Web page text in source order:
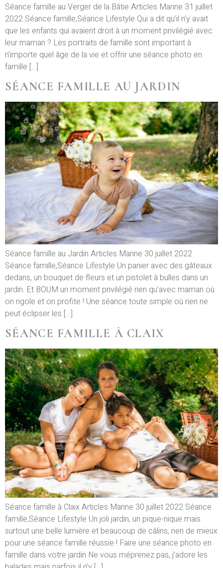
Séance famille au Verger de la Bâtie Articles Marine 31 juillet
2022 Séance famille,Séance Lifestyle Qui a dit qu’il n’y avait
que les enfants qui avaient droit à un moment privilégié avec
leur maman ? Les portraits de famille sont important à
n’importe quel âge de la vie et offrir une séance photo en
famille […]
SÉANCE FAMILLE AU JARDIN
Séance famille au Jardin Articles Marine 30 juillet 2022
Séance famille,Séance Lifestyle Un panier avec des gâteaux
dedans, un bouquet de fleurs et un pistolet à bulles dans un
jardin. Et BOUM un moment privilégié rien qu’avec maman où
on rigole et on profite ! Une séance toute simple où rien ne
peut éclipser les […]
SÉANCE FAMILLE À CLAIX
Séance famille à Claix Articles Marine 30 juillet 2022 Séance
famille,Séance Lifestyle Un joli jardin, un pique-nique mais
surtout une belle lumière et beaucoup de câlins, rien de mieux
pour une séance famille réussie ! Faire une séance photo en
famille dans votre jardin Ne vous méprenez pas, j’adore les